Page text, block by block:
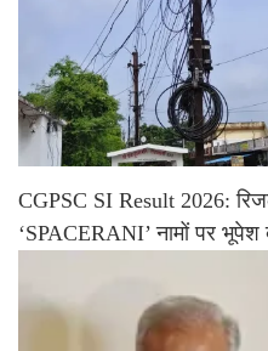
CGPSC SI Result 2026:
‘SPACERANI’ नामों पर